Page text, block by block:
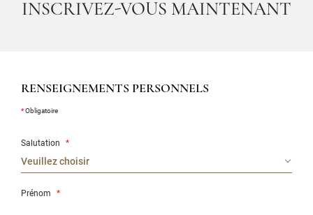
INSCRIVEZ-VOUS MAINTENANT
RENSEIGNEMENTS PERSONNELS
*Obligatoire
Salutation *
Prénom *